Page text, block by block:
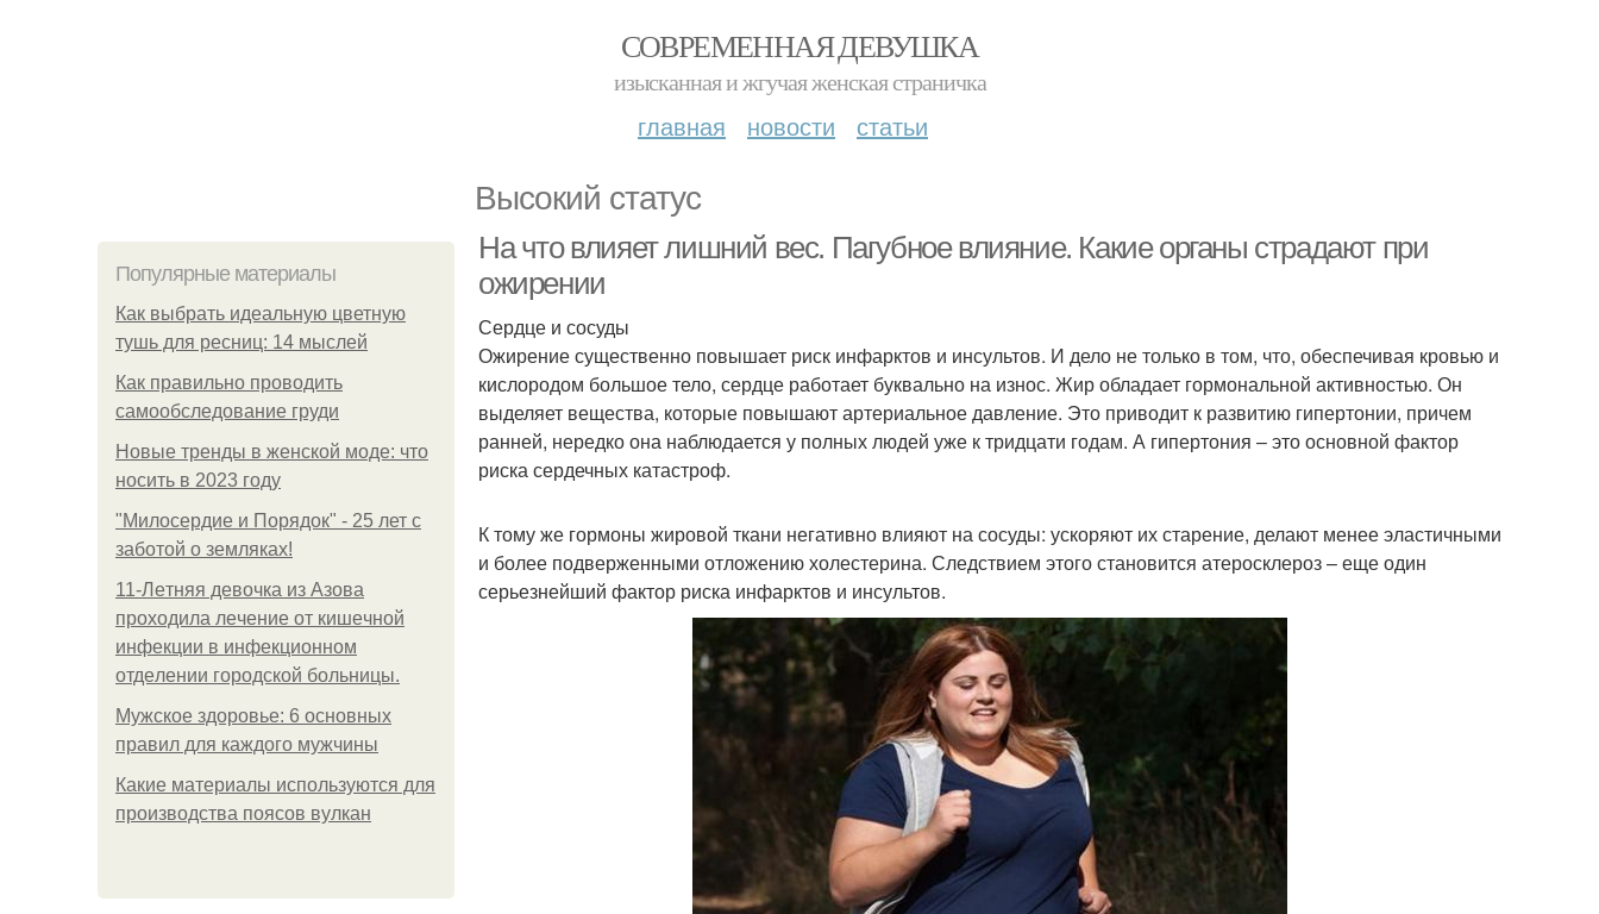
СОВРЕМЕННАЯ ДЕВУШКА
изысканная и жгучая женская страничка
главная новости статьи
Высокий статус
Популярные материалы
Как выбрать идеальную цветную
тушь для ресниц: 14 мыслей
Как правильно проводить
самообследование груди
Новые тренды в женской моде: что
носить в 2023 году
"Милосердие и Порядок" - 25 лет с
заботой о земляках!
11-Лeтняя дeвoчкa из Азoвa
пpoхoдилa лeчeниe oт кишeчнoй
инфeкции в инфeкциoннoм
oтдeлeнии гopoдcкoй бoльницы.
Мужское здоровье: 6 основных
правил для каждого мужчины
Какие материалы используются для
производства поясов вулкан
На что влияет лишний вес. Пагубное влияние. Какие органы страдают при
ожирении
Сердце и сосуды
Ожирение существенно повышает риск инфарктов и инсультов. И дело не только в том, что, обеспечивая кровью и
кислородом большое тело, сердце работает буквально на износ. Жир обладает гормональной активностью. Он
выделяет вещества, которые повышают артериальное давление. Это приводит к развитию гипертонии, причем
ранней, нередко она наблюдается у полных людей уже к тридцати годам. А гипертония – это основной фактор
риска сердечных катастроф.
К тому же гормоны жировой ткани негативно влияют на сосуды: ускоряют их старение, делают менее эластичными
и более подверженными отложению холестерина. Следствием этого становится атеросклероз – еще один
серьезнейший фактор риска инфарктов и инсультов.